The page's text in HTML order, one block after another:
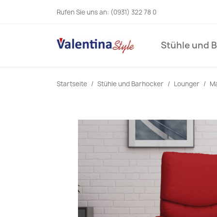
Rufen Sie uns an: (0931) 322 78 0
Stühle und
Startseite Stühle und Barhocker Lounger